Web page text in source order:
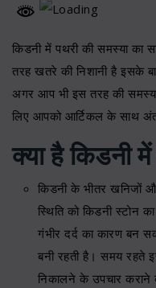
किडनी में पथरी की समस्या का
तरह खतरे की निशानी है इसके
अगर आप भी इस तरह की
लिए आपको आर्टिकल के साथ
क्या है किडनी
किडनी के भीतर खनिजों
स्थिति को किडनी स्टोन
गंभीर दर्द का कारण बन
बनी रहती है। समय रहते
निकालने के उपचार कराने